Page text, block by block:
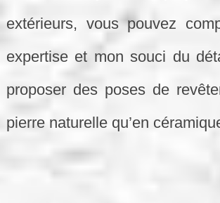
extérieurs, vous pouvez
expertise et mon souci du
proposer des poses de
pierre naturelle qu’en